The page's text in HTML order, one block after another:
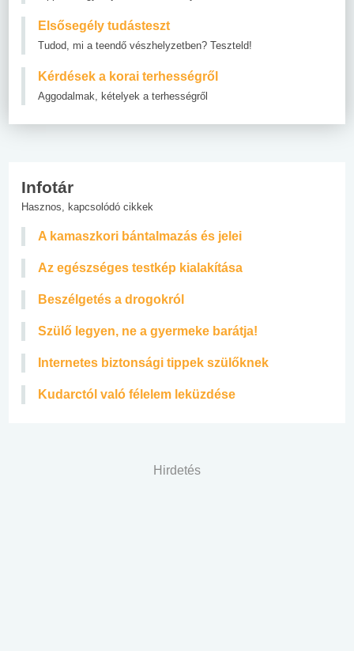
Elsősegély tudásteszt
Tudod, mi a teendő vészhelyzetben? Teszteld!
Kérdések a korai terhességről
Aggodalmak, kételyek a terhességről
Infotár
Hasznos, kapcsolódó cikkek
A kamaszkori bántalmazás és jelei
Az egészséges testkép kialakítása
Beszélgetés a drogokról
Szülő legyen, ne a gyermeke barátja!
Internetes biztonsági tippek szülőknek
Kudarctól való félelem leküzdése
Hirdetés